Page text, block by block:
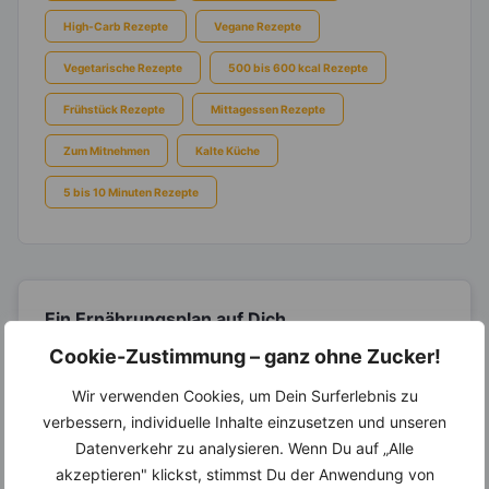
Cookie-Zustimmung – ganz ohne Zucker!
Wir verwenden Cookies, um Dein Surferlebnis zu
verbessern, individuelle Inhalte einzusetzen und unseren
Datenverkehr zu analysieren. Wenn Du auf „Alle
akzeptieren" klickst, stimmst Du der Anwendung von
High-Carb Rezepte Vegane Rezepte
Vegetarische Rezepte 500 bis 600 kcal Rezepte
Frühstück Rezepte Mittagessen Rezepte
Zum Mitnehmen Kalte Küche
5 bis 10 Minuten Rezepte
Ein Ernährungsplan auf Dich
eigenen Rezepten?
Erstelle Dir Deinen eigenen, individuellen
Ernährungsplan nur mit Deinen
Lieblingsrezepten auf Basis des gesamten
Know-Hows voninvi koo